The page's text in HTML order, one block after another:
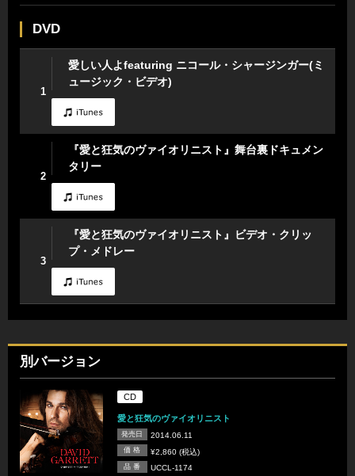
DVD
1
愛しい人よfeaturing ニコール・シャージンガー(ミ
ュージック・ビデオ)
2
『愛と狂気のヴァイオリニスト』舞台裏ドキュメン
タリー
3
『愛と狂気のヴァイオリニスト』ビデオ・クリッ
プ・メドレー
別バージョン
CD
愛と狂気のヴァイオリニスト
発売日 2014.06.11
価 格 ¥2,860 (税込)
品 番 UCCL-1174